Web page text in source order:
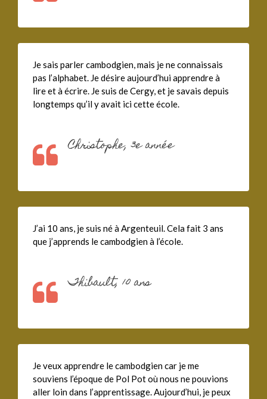
Je sais parler cambodgien, mais je ne connaissais
pas l’alphabet. Je désire aujourd’hui apprendre à
lire et à écrire. Je suis de Cergy, et je savais depuis
longtemps qu’il y avait ici cette école.
Christophe, 3e année
J’ai 10 ans, je suis né à Argenteuil. Cela fait 3 ans
que j’apprends le cambodgien à l’école.
Thibault, 10 ans
Je veux apprendre le cambodgien car je me
souviens l’époque de Pol Pot où nous ne pouvions
aller loin dans l’apprentissage. Aujourd’hui, je peux